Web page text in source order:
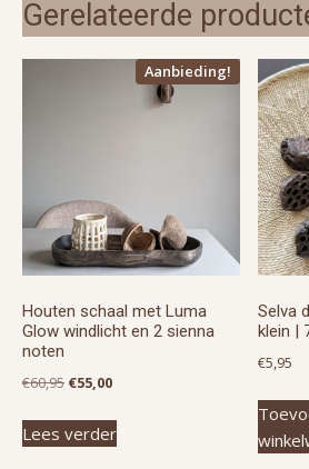
Gerelateerde
Aanbieding!
Houten schaal met Luma
Glow windlicht en 2 sienna
noten
€60,95 Oorspronkelijke
was:
€55,00Huidige
is:
Lees verder
Selva
klein |
€5,95